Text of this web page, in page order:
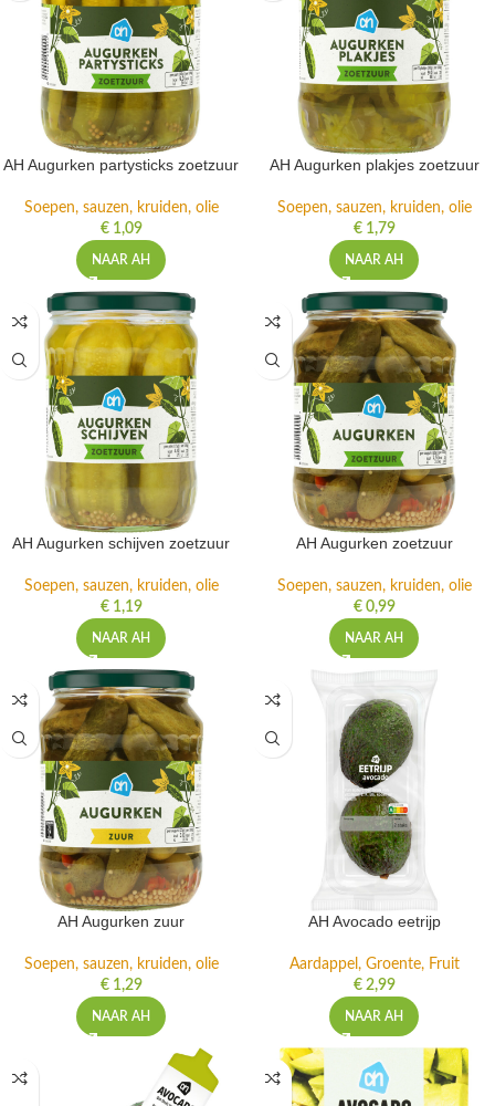
AH Augurken partysticks zoetzuur
Soepen, sauzen, kruiden, olie
€1,09
NAAR AH
AH Augurken plakjes zoetzuur
Soepen, sauzen, kruiden, olie
€1,79
NAAR AH
AH Augurken schijven zoetzuur
Soepen, sauzen, kruiden, olie
€1,19
NAAR AH
AH Augurken zoetzuur
Soepen, sauzen, kruiden, olie
€0,99
NAAR AH
AH Augurken zuur
Soepen, sauzen, kruiden, olie
€1,29
NAAR AH
AH Avocado eetrijp
Aardappel, Groente, Fruit
€2,99
NAAR AH